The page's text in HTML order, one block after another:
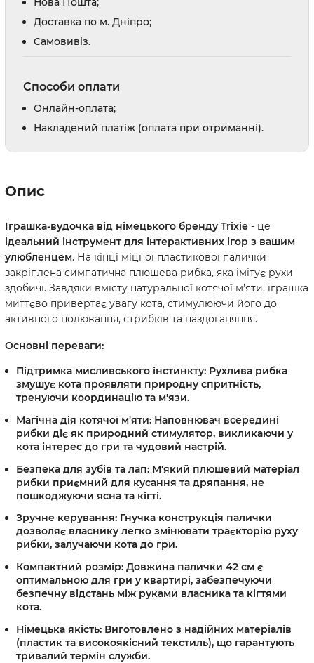
Доставка по м. Дніпро;
Cамовивіз.
Способи оплати
Онлайн-оплата;
Накладений платіж (оплата при отриманні).
Опис
Іграшка-вудочка від німецького бренду Trixie - це
ідеальний інструмент для інтерактивних ігор з вашим
улюбленцем. На кінці міцної пластикової палички
закріплена симпатична плюшева рибка, яка імітує рухи
здобичі. Завдяки вмісту натуральної котячої м’яти, іграшка
миттєво привертає увагу кота, стимулюючи його до
активного полювання, стрибків та наздоганяння.
Основні переваги:
Підтримка мисливського інстинкту: Рухлива рибка
змушує кота проявляти природну спритність,
тренуючи координацію та м'язи.
Магічна дія котячої м'яти: Наповнювач всередині
рибки діє як природний стимулятор, викликаючи у
кота інтерес до гри та чудовий настрій.
Безпека для зубів та лап: М'який плюшевий матеріал
рибки приємний для кусання та дряпання, не
пошкоджуючи ясна та кігті.
Зручне керування: Гнучка конструкція палички
дозволяє власнику легко змінювати траєкторію руху
рибки, залучаючи кота до гри.
Компактний розмір: Довжина палички 42 см є
оптимальною для гри у квартирі, забезпечуючи
безпечну відстань між руками власника та кігтями
кота.
Німецька якість: Виготовлено з надійних матеріалів
(пластик та високоякісний текстиль), що гарантують
тривалий термін служби.